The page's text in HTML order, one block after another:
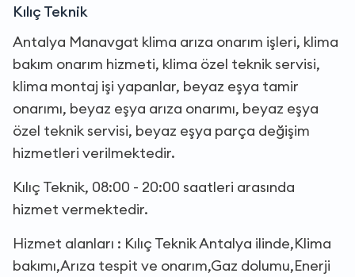
Kılıç Teknik
Antalya Manavgat klima arıza onarım işleri, klima
bakım onarım hizmeti, klima özel teknik servisi,
klima montaj işi yapanlar, beyaz eşya tamir
onarımı, beyaz eşya arıza onarımı, beyaz eşya
özel teknik servisi, beyaz eşya parça değişim
hizmetleri verilmektedir.
Kılıç Teknik, 08:00 - 20:00 saatleri arasında
hizmet vermektedir.
Hizmet alanları : Kılıç Teknik Antalya ilinde,Klima
bakımı,Arıza tespit ve onarım,Gaz dolumu,Enerji